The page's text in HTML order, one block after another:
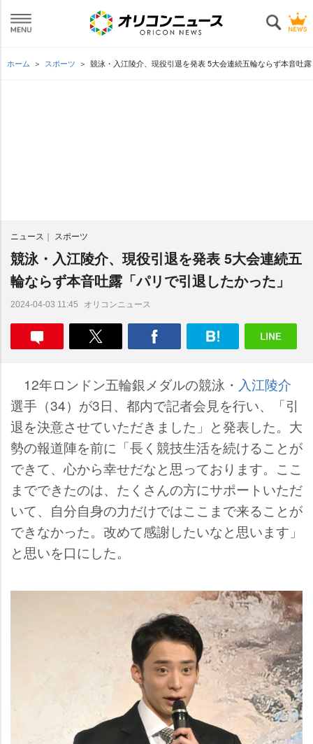
ホーム スポーツ 競泳・入江陵介、現役引退を発表 5大会連続五輪ならず本音吐
ニュース スポーツ
競泳・入江陵介、現役引退を発表 5大会連続五
輪ならず本音吐露「パリで引退したかった」
2024-04-03 11:45 オリコンニュース
12年ロンドン五輪銀メダルの競泳・ 入江陵介
選手（34）が3日、都内で記者会見を行い、「引
退を決意させていただきました」と発表した。大
勢の報道陣を前に「長く競技生活を続けることが
できて、心から幸せだなと思っております。ここ
までできたのは、たくさんの方にサポートいただ
いて、自分自身の力だけではここまで来ることが
できなかった。改めて感謝したいなと思います」
と思いを口にした。